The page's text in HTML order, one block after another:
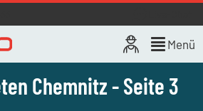
Menü
Chemnitz - Seite 3